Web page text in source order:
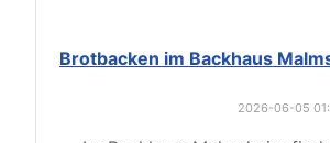
Brotbacken im Backhaus
2026-06-05